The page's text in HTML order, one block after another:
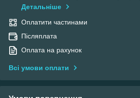
Детальніше
Оплатити частинами
Післяплата
Оплата на рахунок
Всі умови оплати